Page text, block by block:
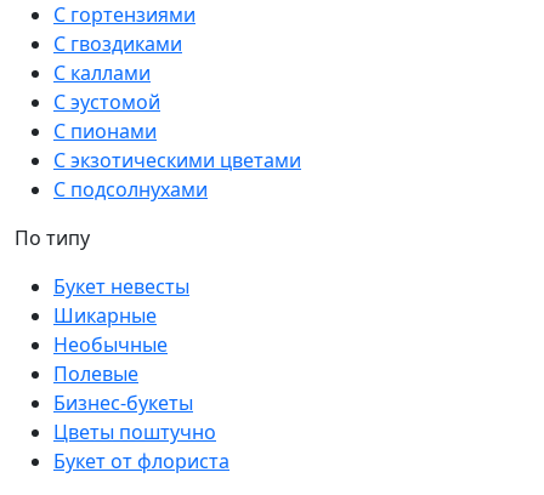
С гортензиями
С гвоздиками
С каллами
С эустомой
С пионами
С экзотическими цветами
С подсолнухами
По типу
Букет невесты
Шикарные
Необычные
Полевые
Бизнес-букеты
Цветы поштучно
Букет от флориста